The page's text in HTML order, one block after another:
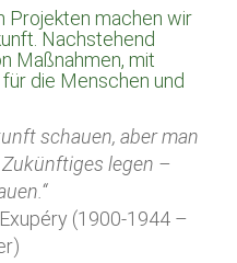
Projekten machen wir
Nachstehend
Maßnahmen, mit
die Menschen und
schauen, aber man
legen –
(1900-1944 –